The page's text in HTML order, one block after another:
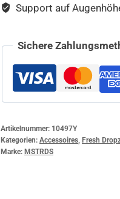
Support auf
Sichere
Artikelnummer: 10497Y
Kategorien:Accessoires ,Fresh
Marke:MSTRDS